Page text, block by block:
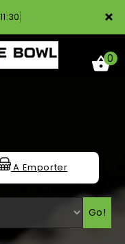
×
0
A Emporter
Go!